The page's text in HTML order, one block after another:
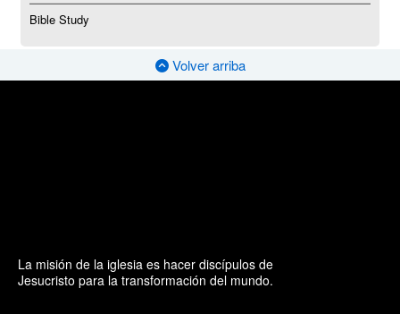
Bible Study
Volver arriba
La misión de la iglesia es hacer discípulos de
Jesucristo para la transformación del mundo.